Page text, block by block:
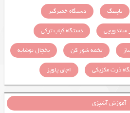
تاپینگ
دستگاه خمیرگیر
ساندویچی
دستگاه کباب ترکی
تخمه شور کن
یخچال نوشابه
ذرت مکزیکی اجاق پلوپز
آموزش آشپزی